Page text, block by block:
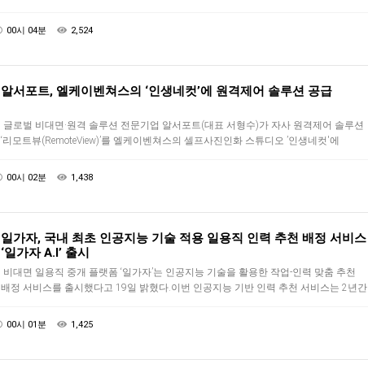
00시 04분 2,524
알서포트, 엘케이벤쳐스의 ‘인생네컷’에 원격제어 솔루션 공급
글로벌 비대면·원격 솔루션 전문기업 알서포트(대표 서형수)가 자사 원격제어 솔루션
‘리모트뷰(RemoteView)’를 엘케이벤쳐스의 셀프사진인화 스튜디오 ’인생네컷'에
00시 02분 1,438
일가자, 국내 최초 인공지능 기술 적용 일용직 인력 추천 배정 서비스
‘일가자 A.I’ 출시
비대면 일용직 중개 플랫폼 ‘일가자’는 인공지능 기술을 활용한 작업-인력 맞춤 추천
배정 서비스를 출시했다고 19일 밝혔다.이번 인공지능 기반 인력 추천 서비스는 2년간
00시 01분 1,425